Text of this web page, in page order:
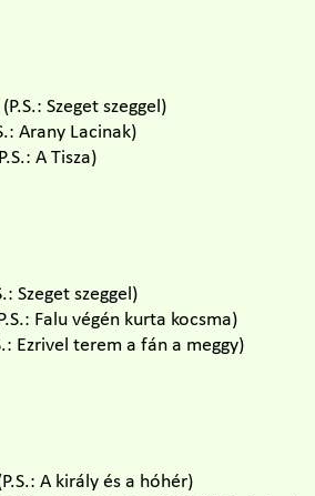
Szeget szeggel)
Arany Lacinak)
A Tisza)
Szeget szeggel)
Falu végén kurta kocsma)
Ezrivel terem a fán a meggy)
A király és a hóhér)